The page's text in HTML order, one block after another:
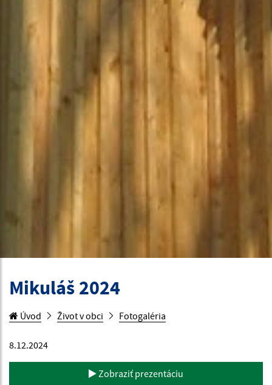
Mikuláš 2024
Úvod Život v obci Fotogaléria
8.12.2024
Zobraziť prezentáciu